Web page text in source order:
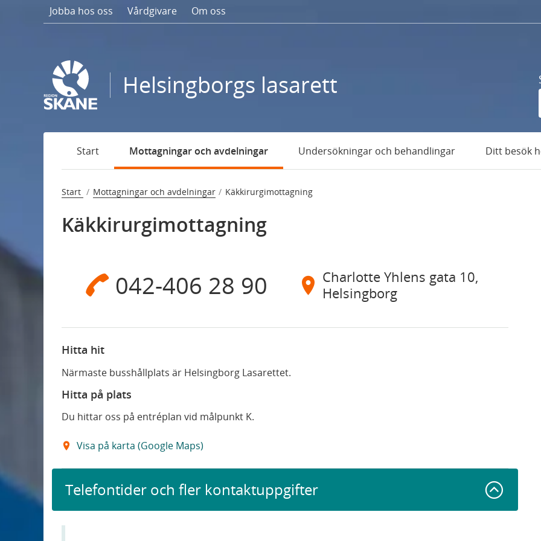
Jobba hos oss Vårdgivare Om oss
Helsingborgs lasarett
Start Mottagningar och avdelningar Undersökningar och behandlingar Ditt besök
Start Mottagningar och avdelningar Käkkirurgimottagning
Käkkirurgimottagning
042-406 28 90
Charlotte Yhlens gata 10,
Helsingborg
Hitta hit
Närmaste busshållplats är Helsingborg Lasarettet.
Hitta på plats
Du hittar oss på entréplan vid målpunkt K.
Visa på karta (Google Maps)
Telefontider och fler kontaktuppgifter